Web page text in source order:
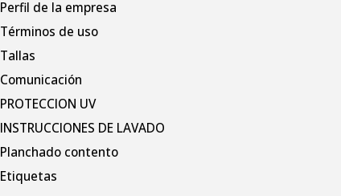
Perfil de la empresa
Términos de uso
Tallas
Comunicación
PROTECCION UV
INSTRUCCIONES DE LAVADO
Planchado contento
Etiquetas